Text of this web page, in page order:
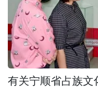
有关宁顺省占族